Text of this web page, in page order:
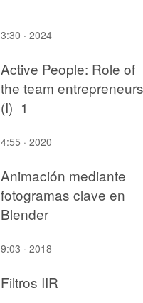
3:30 · 2024
Active People: Role of
the team entrepreneurs
(I)_1
4:55 · 2020
Animación mediante
fotogramas clave en
Blender
9:03 · 2018
Filtros IIR